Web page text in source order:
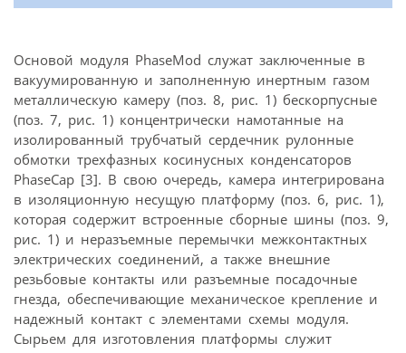
Основой модуля PhaseMod служат заключенные в
вакуумированную и заполненную инертным газом
металлическую камеру (поз. 8, рис. 1) бескорпусные
(поз. 7, рис. 1) концентрически намотанные на
изолированный трубчатый сердечник рулонные
обмотки трехфазных косинусных конденсаторов
PhaseCap [3]. В свою очередь, камера интегрирована
в изоляционную несущую платформу (поз. 6, рис. 1),
которая содержит встроенные сборные шины (поз. 9,
рис. 1) и неразъемные перемычки межконтактных
электрических соединений, а также внешние
резьбовые контакты или разъемные посадочные
гнезда, обеспечивающие механическое крепление и
надежный контакт с элементами схемы модуля.
Сырьем для изготовления платформы служит